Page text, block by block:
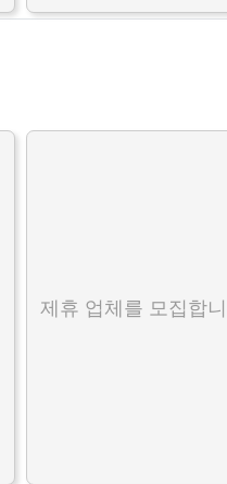
제휴 업체를 모집합